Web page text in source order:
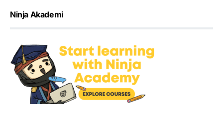
Ninja Akademi